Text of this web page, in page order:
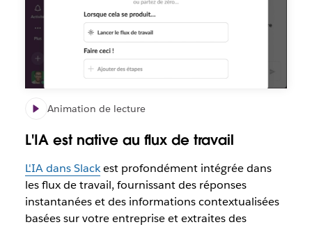
Animation de lecture
L'IA est native au flux de travail
L'IA dans Slackest profondément intégrée dans
les flux de travail, fournissant des réponses
instantanées et des informations contextualisées
basées sur votre entreprise et extraites des